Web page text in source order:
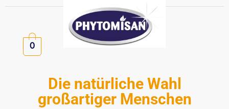
Zum
springen
0
Die natürliche Wahl
großartiger Menschen